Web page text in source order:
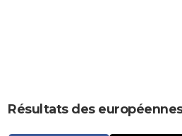
CARTE DE VOEUX
Résultats des